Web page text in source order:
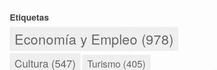
Etiquetas
Economía y Empleo (978)
Cultura (547) Turismo (405)